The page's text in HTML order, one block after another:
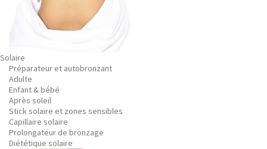
Solaire
Préparateur et autobronzant
Adulte
Enfant & bébé
Après soleil
Stick solaire et zones sensibles
Capillaire solaire
Prolongateur de bronzage
Diététique solaire